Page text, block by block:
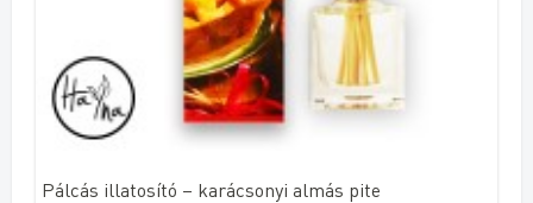
Pálcás illatosító – karácsonyi almás pite